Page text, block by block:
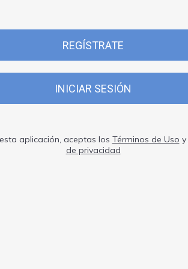
REGÍSTRATE
INICIAR SESIÓN
aplicación, aceptas los Términos de Uso y
de privacidad